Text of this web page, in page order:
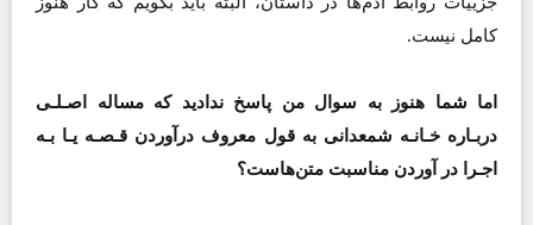
کامل نیست.
اما شما هنوز به سوال من پاسخ ندادید که مساله اصـلـی
دربـاره خـانـه شمعدانی به قول معروف در‌آوردن قـصـه یـا بـه
اجـرا در آوردن مناسبت متن‌هاست؟